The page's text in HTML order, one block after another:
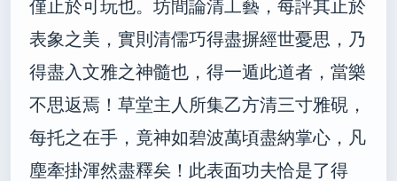
僅止於可玩也。坊間論清工藝，每評其止於
表象之美，實則清儒巧得盡摒經世憂思，乃
得盡入文雅之神髓也，得一遁此道者，當樂
不思返焉！草堂主人所集乙方清三寸雅硯，
每托之在手，竟神如碧波萬頃盡納掌心，凡
塵牽掛渾然盡釋矣！此表面功夫恰是了得